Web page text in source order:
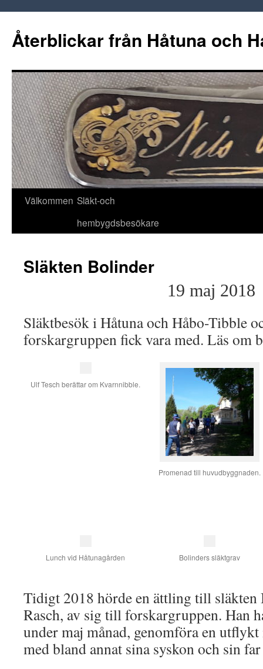
innehåll
Återblickar från Håtuna och
Välkommen Släkt-och
hembygdsbesökare
Släkten Bolinder
19 maj 2018
Släktbesök i Håtuna och Håbo-Tibble
forskargruppen fick vara med. Läs om
Ulf Tesch berättar om Kvarnnibble.
Promenad till huvudbyggnaden.
Lunch vid Håtunagården Bolinders släktgrav
Tidigt 2018 hörde en ättling till
Rasch, av sig till forskargruppen. Han
under maj månad, genomföra en
med bland annat sina syskon och sin